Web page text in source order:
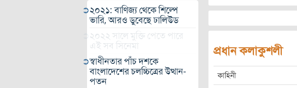
২০২১: বাণিজ্য থেকে শিল্পে
ভারি, আরও ডুবেছে ঢালিউড
২০২২ সালে মুক্তি পেতে পারে
এই সব সিনেমা
স্বাধীনতার পাঁচ দশকে
বাংলাদেশের চলচ্চিত্রের উত্থান-
পতন
প্রধান কলাকুশলী
কাহিনী